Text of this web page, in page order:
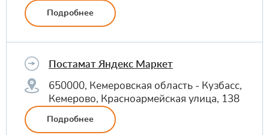
Подробнее
Постамат Яндекс Маркет
650000, Кемеровская область - Кузбасс,
Кемерово, Красноармейская улица, 138
Подробнее